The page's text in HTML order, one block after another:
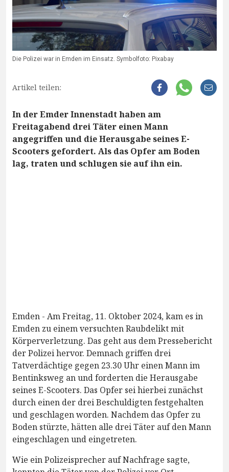
Die Polizei war in Emden im Einsatz. Symbolfoto: Pixabay
Artikel teilen:
In der Emder Innenstadt haben am
Freitagabend drei Täter einen Mann
angegriffen und die Herausgabe seines E-
Scooters gefordert. Als das Opfer am Boden
lag, traten und schlugen sie auf ihn ein.
Emden - Am Freitag, 11. Oktober 2024, kam es in
Emden zu einem versuchten Raubdelikt mit
Körperverletzung. Das geht aus dem Pressebericht
der Polizei hervor. Demnach griffen drei
Tatverdächtige gegen 23.30 Uhr einen Mann im
Bentinksweg an und forderten die Herausgabe
seines E-Scooters. Das Opfer sei hierbei zunächst
durch einen der drei Beschuldigten festgehalten
und geschlagen worden. Nachdem das Opfer zu
Boden stürzte, hätten alle drei Täter auf den Mann
eingeschlagen und eingetreten.
Wie ein Polizeisprecher auf Nachfrage sagte,